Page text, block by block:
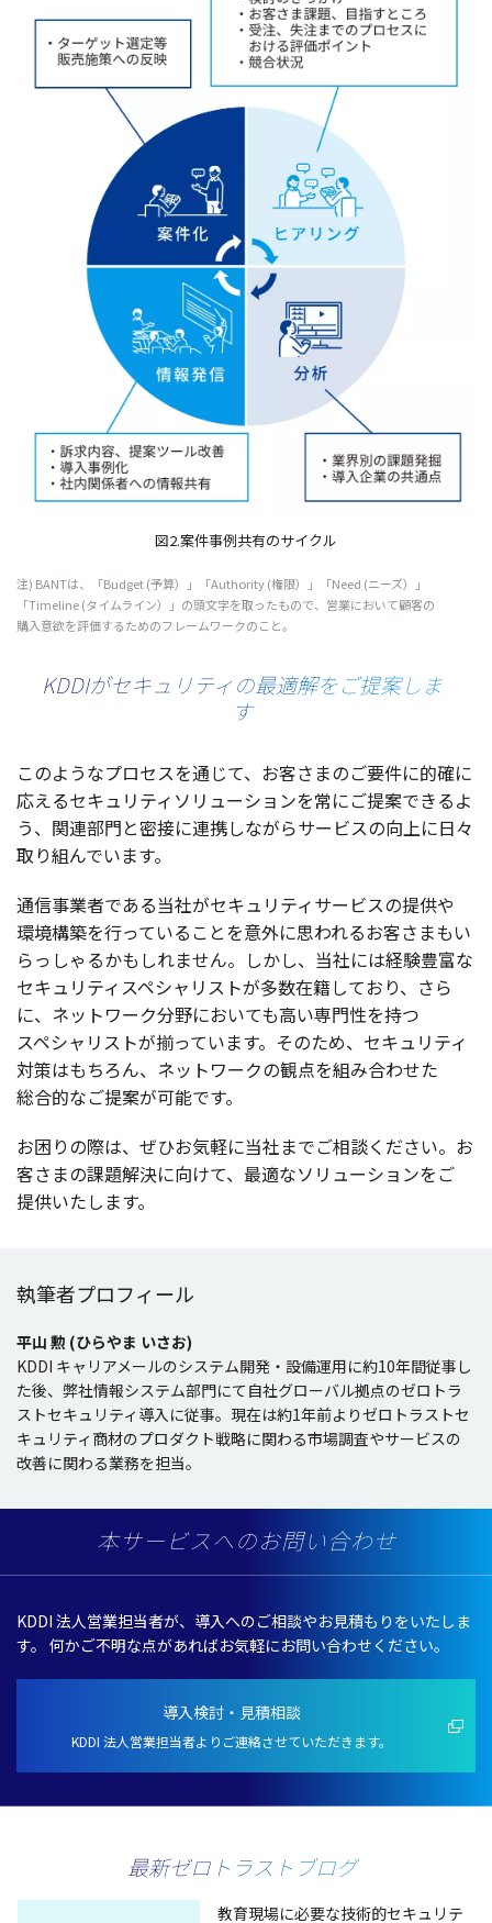
図2.案件事例共有のサイクル
注) BANTは、「Budget (予算）」「Authority (権限）」「Need (ニーズ）」
「Timeline (タイムライン）」の頭文字を取ったもので、 営業において顧客の
購入意欲を評価するためのフレームワークのこと。
KDDIがセキュリティの最適解をご提案しま
す
このようなプロセスを通じて、お客さまのご要件に的確に
応えるセキュリティソリューションを常にご提案できるよ
う、 関連部門と密接に連携しながらサービスの向上に日々
取り組んでいます。
通信事業者である当社がセキュリティサービスの提供や
環境構築を行っていることを意外に思われるお客さまもい
らっしゃるかもしれません。しかし、 当社には経験豊富な
セキュリティスペシャリストが多数在籍しており、さら
に、 ネットワーク分野においても高い専門性を持つ
スペシャリストが揃っています。そのため、 セキュリティ
対策はもちろん、 ネットワークの観点を組み合わせた
総合的なご提案が可能です。
お困りの際は、ぜひお気軽に当社までご相談ください。お
客さまの課題解決に向けて、 最適なソリューションをご
提供いたします。
執筆者プロフィール
平山 勲 (ひらやま いさお)
KDDI キャリアメールのシステム開発・設備運用に約10年間従事し
た後、弊社情報システム部門にて自社グローバル拠点のゼロトラ
ストセキュリティ導入に従事。現在は約1年前よりゼロトラストセ
キュリティ商材のプロダクト戦略に関わる市場調査やサービスの
改善に関わる業務を担当。
本サービスへのお問い合わせ
KDDI 法人営業担当者が、導入へのご相談やお見積もりをいたしま
す。 何かご不明な点があればお気軽にお問い合わせください。
導入検討・見積相談
KDDI 法人営業担当者よりご連絡させていただきます。
最新ゼロトラストブログ
教育現場に必要な技術的セキュリテ